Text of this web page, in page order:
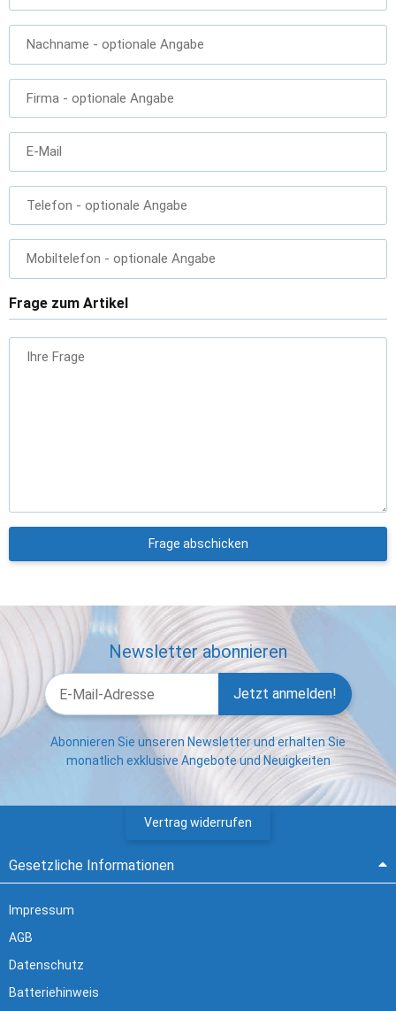
Nachname - optionale Angabe
Firma - optionale Angabe
E-Mail
Telefon - optionale Angabe
Mobiltelefon - optionale Angabe
Frage zum Artikel
Ihre Frage
Frage abschicken
Newsletter abonnieren
Jetzt anmelden!
Abonnieren Sie unseren Newsletter und erhalten Sie
monatlich exklusive Angebote und Neuigkeiten
Vertrag widerrufen
Gesetzliche Informationen
Impressum
AGB
Datenschutz
Batteriehinweis